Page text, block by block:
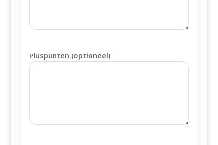
Pluspunten (optioneel)